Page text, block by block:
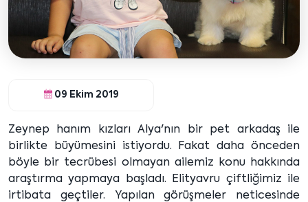
09 Ekim 2019
Zeynep hanım kızları Alya'nın bir pet arkadaş ile
birlikte büyümesini istiyordu. Fakat daha önceden
böyle bir tecrübesi olmayan ailemiz konu hakkında
araştırma yapmaya başladı. Elityavru çiftliğimiz ile
irtibata geçtiler. Yapılan görüşmeler neticesinde